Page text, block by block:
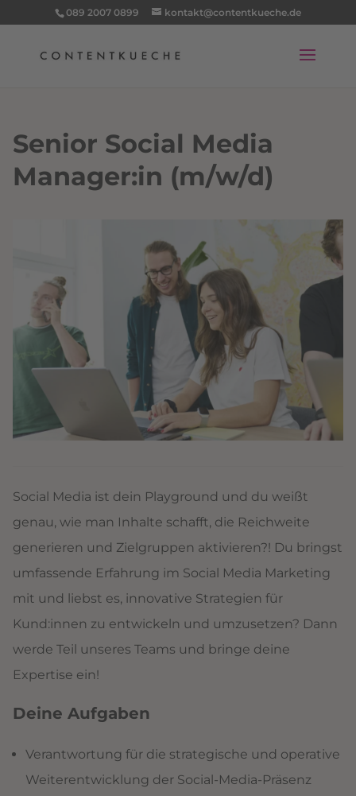
089 2007 0899 kontakt@contentkueche.de
Senior Social Media
Manager:in (m/w/d)
Social Media ist dein Playground und du weißt
genau, wie man Inhalte schafft, die Reichweite
generieren und Zielgruppen aktivieren?! Du bringst
umfassende Erfahrung im Social Media Marketing
mit und liebst es, innovative Strategien für
Kund:innen zu entwickeln und umzusetzen? Dann
werde Teil unseres Teams und bringe deine
Expertise ein!
Deine Aufgaben
Verantwortung für die strategische und operative
Weiterentwicklung der Social-Media-Präsenz